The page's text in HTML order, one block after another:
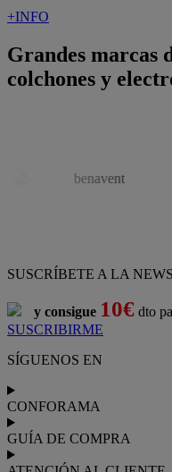
+INFO
Grandes marcas
colchones y
SUSCRÍBETE A LA
y consigue 10€ dto
SUSCRIBIRME
SÍGUENOS EN
CONFORAMA
GUÍA DE COMPRA